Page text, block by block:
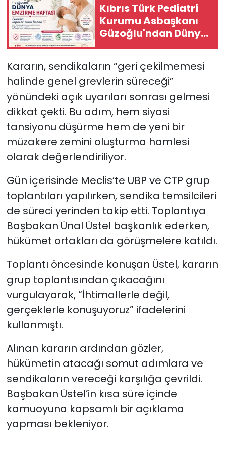
Kıbrıs Türk Pediatri
Kurumu Asbaşkanı
Güzoğlu'ndan Dünya
Emzirme Haftası
Kararın, sendikaların “geri çekilmemesi
halinde genel grevlerin süreceği”
yönündeki açık uyarıları sonrası gelmesi
dikkat çekti. Bu adım, hem siyasi
tansiyonu düşürme hem de yeni bir
müzakere zemini oluşturma hamlesi
olarak değerlendiriliyor.
Gün içerisinde Meclis’te UBP ve CTP grup
toplantıları yapılırken, sendika temsilcileri
de süreci yerinden takip etti. Toplantıya
Başbakan Ünal Üstel başkanlık ederken,
hükümet ortakları da görüşmelere katıldı.
Toplantı öncesinde konuşan Üstel, kararın
grup toplantısından çıkacağını
vurgulayarak, “İhtimallerle değil,
gerçeklerle konuşuyoruz” ifadelerini
kullanmıştı.
Alınan kararın ardından gözler,
hükümetin atacağı somut adımlara ve
sendikaların vereceği karşılığa çevrildi.
Başbakan Üstel’in kısa süre içinde
kamuoyuna kapsamlı bir açıklama
yapması bekleniyor.